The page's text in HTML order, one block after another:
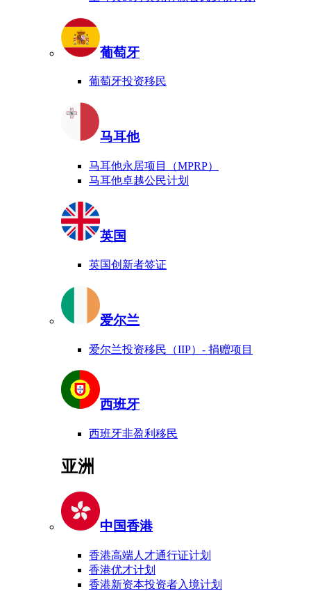
葡萄牙
葡萄牙投资移民
马耳他
马耳他永居项目（MPRP）
马耳他卓越公民计划
英国
英国创新者签证
爱尔兰
爱尔兰投资移民（IIP）- 捐赠项目
西班牙
西班牙非盈利移民
亚洲
中国香港
香港高端人才通行证计划
香港优才计划
香港新资本投资者入境计划